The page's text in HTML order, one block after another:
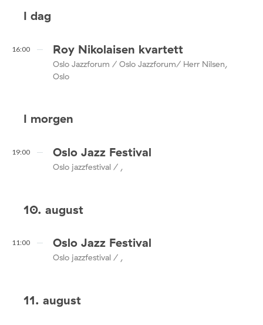
I dag
16:00 Roy Nikolaisen kvartett
Oslo Jazzforum / Oslo Jazzforum/ Herr Nilsen,
Oslo
I morgen
19:00 Oslo Jazz Festival
Oslo jazzfestival / ,
10. august
11:00 Oslo Jazz Festival
Oslo jazzfestival / ,
11. august